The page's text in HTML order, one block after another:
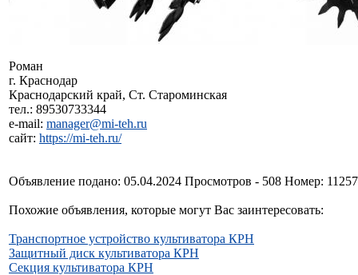
Роман
г. Краснодар
Краснодарский край, Ст. Староминская
тел.: 89530733344
e-mail: manager@mi-teh.ru
сайт: https://mi-teh.ru/
Объявление подано: 05.04.2024 Просмотров - 508 Номер:
Похожие объявления, которые могут Вас заинтересовать:
Транспортное устройство культиватора КРН
Защитный диск культиватора КРН
Секция культиватора КРН